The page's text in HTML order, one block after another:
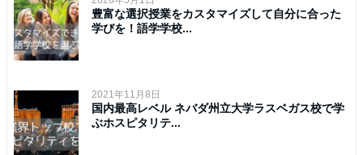
豊富な選択授業をカスタマイズして自分に合った
学びを！語学学校...
2021年11月8日
国内最高レベル ネバダ州立大学ラスベガス校で学
ぶホスピタリテ...